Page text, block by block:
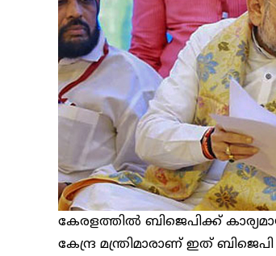
കേരളത്തിൽ ബിജെപിക്ക്
കേന്ദ്ര മന്ത്രിമാരാണ് ഇത്